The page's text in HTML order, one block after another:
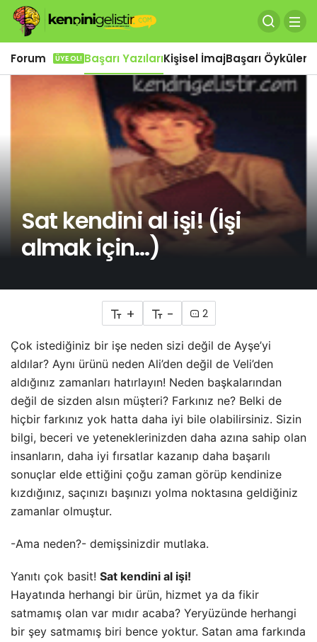
Forum ÜYE OL! Başarı YazılarıKişisel İmajBaşarı Öyküleri
Sat kendini al işi! (İşi
almak için…)
+ - 2
Çok istediğiniz bir işe neden sizi değil de Ayşe’yi
aldılar? Aynı ürünü neden Ali’den değil de Veli’den
aldığınız zamanları hatırlayın! Neden başkalarından
değil de sizden alsın müşteri? Farkınız ne? Belki de
hiçbir farkınız yok hatta daha iyi bile olabilirsiniz. Sizin
bilgi, beceri ve yeteneklerinizden daha azına sahip olan
insanların, daha iyi fırsatlar kazanıp daha başarılı
sonuçlar elde ettiğini çoğu zaman görüp kendinize
kızdığınız, saçınızı başınızı yolma noktasına geldiğiniz
zamanlar olmuştur.
-Ama neden?- demişsinizdir mutlaka.
Yanıtı çok basit! Sat kendini al işi!
Hayatında herhangi bir ürün, hizmet ya da fikir
satmamış olan var mıdır acaba? Yeryüzünde herhangi
bir şey satmamış biri bence yoktur. Satan ama farkında